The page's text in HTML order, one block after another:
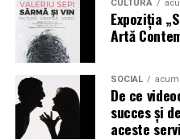
În plus,Energy Score,
oferă un instantaneu al
combinând măsurători ale
astfel încât să puteți avea o
zi.
CULTURĂ
Expoziția
Artă
SOCIAL acum
De ce
succes și
aceste